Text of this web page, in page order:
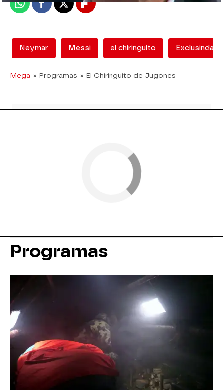
WhatsappFacebook
X Flipboard
Neymar Messi el chiringuito Exclusinda
Mega » Programas » El Chiringuito de Jugones
Programas